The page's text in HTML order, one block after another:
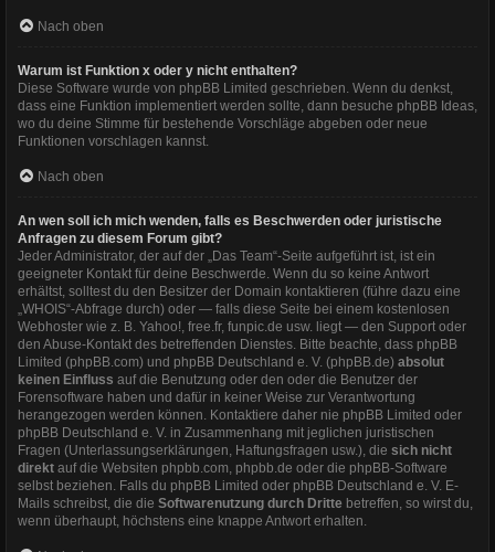
Nach oben
Warum ist Funktion x oder y nicht enthalten?
Diese Software wurde von phpBB Limited geschrieben. Wenn du denkst,
dass eine Funktion implementiert werden sollte, dann besuche phpBB Ideas
wo du deine Stimme für bestehende Vorschläge abgeben oder neue
Funktionen vorschlagen kannst.
Nach oben
An wen soll ich mich wenden, falls es Beschwerden oder juristische
Anfragen zu diesem Forum gibt?
Jeder Administrator, der auf der „Das Team“-Seite aufgeführt ist, ist ein
geeigneter Kontakt für deine Beschwerde. Wenn du so keine Antwort
erhältst, solltest du den Besitzer der Domain kontaktieren (führe dazu eine
„WHOIS“-Abfrage durch) oder — falls diese Seite bei einem kostenlosen
Webhoster wie z. B. Yahoo!, free.fr, funpic.de usw. liegt — den Support oder
den Abuse-Kontakt des betreffenden Dienstes. Bitte beachte, dass phpBB
Limited (phpBB.com) und phpBB Deutschland e. V. (phpBB.de) absolut
keinen Einfluss auf die Benutzung oder den oder die Benutzer der
Forensoftware haben und dafür in keiner Weise zur Verantwortung
herangezogen werden können. Kontaktiere daher nie phpBB Limited oder
phpBB Deutschland e. V. in Zusammenhang mit jeglichen juristischen
Fragen (Unterlassungserklärungen, Haftungsfragen usw.), die sich nicht
direkt auf die Websiten phpbb.com, phpbb.de oder die phpBB-Software
selbst beziehen. Falls du phpBB Limited oder phpBB Deutschland e. V. E-
Mails schreibst, die die Softwarenutzung durch Dritte betreffen, so wirst du,
wenn überhaupt, höchstens eine knappe Antwort erhalten.